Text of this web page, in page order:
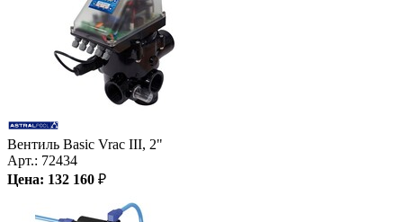
Вентиль Basic Vrac III, 2"
Арт.: 72434
Цена: 132 160 ₽